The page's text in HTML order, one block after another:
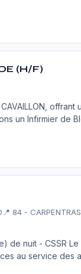
(H/F)
un Infirmier de
📍 84 - CARPENTRAS
de nuit - CSSR
au service des